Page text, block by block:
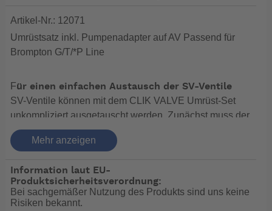
Artikel-Nr.: 12071
Umrüstsatz inkl. Pumpenadapter auf AV Passend für
Brompton G/T/*P Line
Für einen einfachen Austausch der SV-Ventile
SV-Ventile können mit dem CLIK VALVE Umrüst-Set
unkompliziert ausgetauscht werden. Zunächst muss der
alte SV-Ventilkern mit beigelegtem Werkzeug
herausgeschraubt werden. Anschließend den
schon ist das Ventil „Clik-bereit“.
Inklusive SKS CLIK TEC-Adapter für Fahrrad
Pumpenkopf
Mehr anzeigen
Information laut EU-
Produktsicherheitsverordnung:
Bei sachgemäßer Nutzung des Produkts sind uns keine
Risiken bekannt.